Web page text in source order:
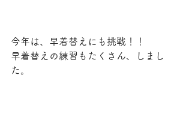
今年は、早着替えにも挑戦！！
早着替えの練習もたくさん、しまし
た。